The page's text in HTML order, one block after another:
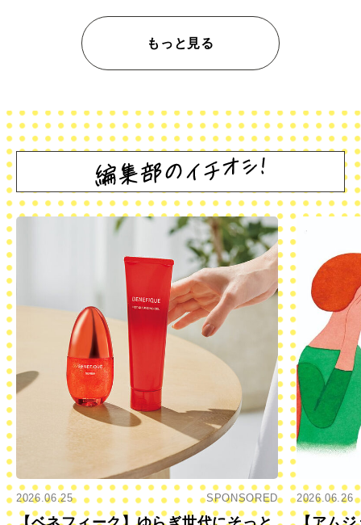
もっと見る
2026.06.25 SPONSORED 2026.06.26